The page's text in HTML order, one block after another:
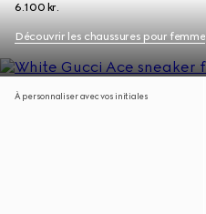
6.100 kr.
Découvrir les chaussures pour femme
À personnaliser avec vos initiales